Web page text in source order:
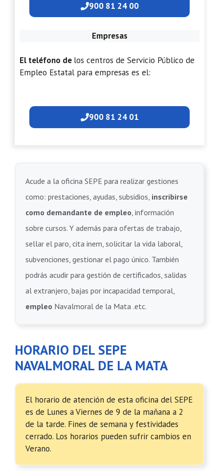
900 81 24 00
Empresas
El teléfono de los centros de Servicio Público de
Empleo Estatal para empresas es el:
900 81 24 01
Acude a la oficina SEPE para realizar gestiones
como: prestaciones, ayudas, subsidios, inscribirse
como demandante de empleo, información
sobre cursos. Y además para ofertas de trabajo,
sellar el paro, cita inem, solicitar la vida laboral,
subvenciones, gestionar el pago único. También
podrás acudir para gestión de certificados, salidas
al extranjero, bajas por incapacidad temporal,
empleo Navalmoral de la Mata .etc.
HORARIO DEL SEPE
NAVALMORAL DE LA MATA
El horario de atención de esta oficina del SEPE
es de Lunes a Viernes de 9 de la mañana a 2
de la tarde. Fines de semana y festividades
cerrado. Los horarios pueden sufrir cambios en
Verano.